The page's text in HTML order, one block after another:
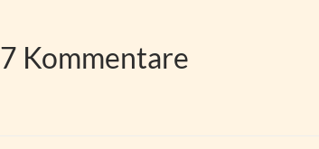
7 Kommentare